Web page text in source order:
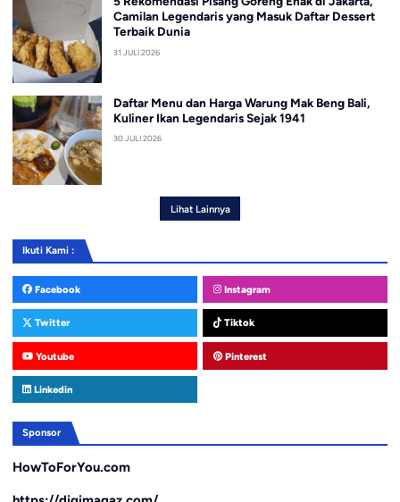
Camilan Legendaris yang Masuk Daftar Dessert
Terbaik Dunia
31 JULI 2026
Daftar Menu dan Harga Warung Mak Beng Bali,
Kuliner Ikan Legendaris Sejak 1941
30 JULI 2026
Lihat Lainnya
Ikuti Kami :
Facebook Instagram
Twitter Tiktok
Youtube Pinterest
Linkedin
Sponsor
HowToForYou.com